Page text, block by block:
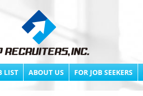
LIST ABOUT US FOR JOB SEEKERS